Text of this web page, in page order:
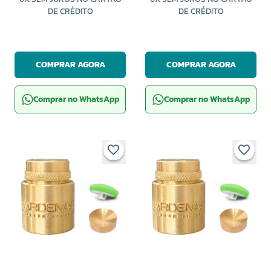
DE CRÉDITO
COMPRAR AGORA
Comprar no WhatsApp
DE CRÉDITO
COMPRAR AGORA
Comprar no WhatsApp